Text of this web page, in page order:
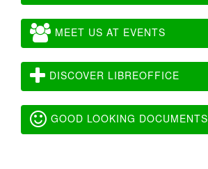
MEET US AT EVENTS
DISCOVER LIBREOFFICE
GOOD LOOKING DOCUMENTS